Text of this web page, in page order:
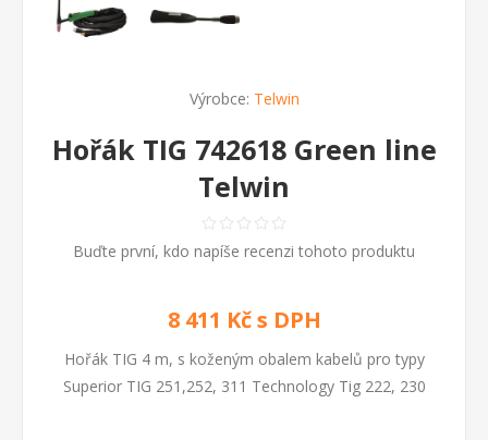
Výrobce: Telwin
Hořák TIG 742618 Green line
Telwin
Buďte první, kdo napíše recenzi tohoto produktu
8 411 Kč s DPH
Hořák TIG 4 m, s koženým obalem kabelů pro typy
Superior TIG 251,252, 311 Technology Tig 222, 230